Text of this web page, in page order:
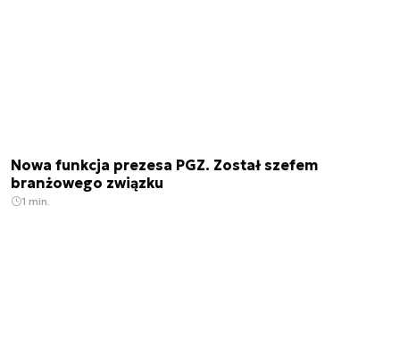
Nowa funkcja prezesa PGZ. Został szefem
branżowego związku
1 min.